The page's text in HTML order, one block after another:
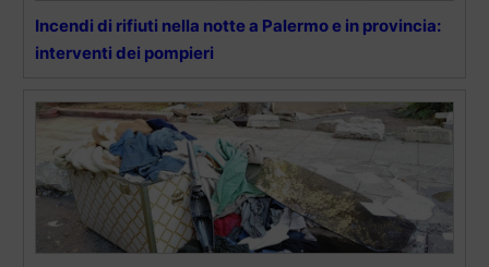
Incendi di rifiuti nella notte a Palermo e in provincia:
interventi dei pompieri